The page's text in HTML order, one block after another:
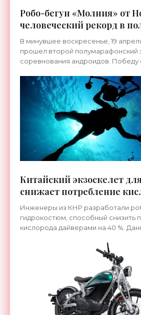
Робо-бегун «Молния» от
человеческий рекорд в
«Роботы»
В минувшее воскресенье, 19
прошел второй полумарафонский
соревнования андроидов.
преодолевшим дистанцию за
Китайский экзоскелет
снижает потребление
% - «Технологии»
Инженеры из КНР разработали
гидрокостюм, способный снизить
кислорода дайверами на 40 %.